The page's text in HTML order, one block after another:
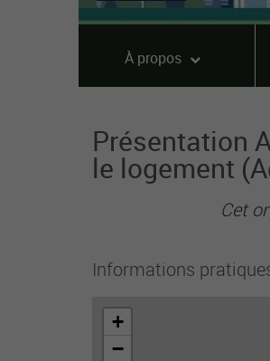
À propos
Présentation
le logement
Cet
Informations
+
−